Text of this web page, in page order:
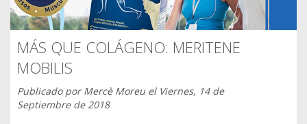
MÁS QUE COLÁGENO: MERITENE
MOBILIS
Publicado porMercè Moreu el Viernes, 14 de
Septiembre de 2018